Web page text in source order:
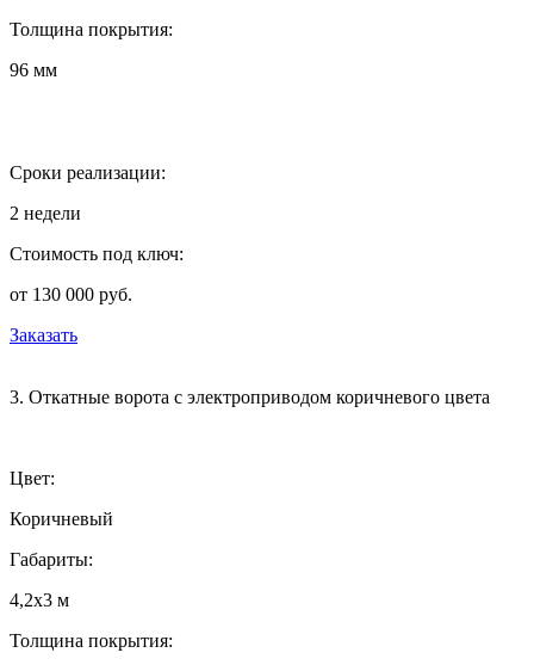
Толщина покрытия:
96 мм
Сроки реализации:
2 недели
Стоимость под ключ:
от 130 000 руб.
Заказать
3. Откатные ворота с электроприводом коричневого цвета
Цвет:
Коричневый
Габариты:
4,2х3 м
Толщина покрытия: